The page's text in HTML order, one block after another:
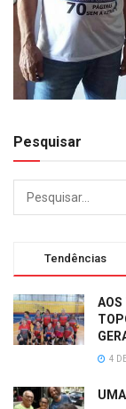
Pesquisar
Tendências
AOS
4